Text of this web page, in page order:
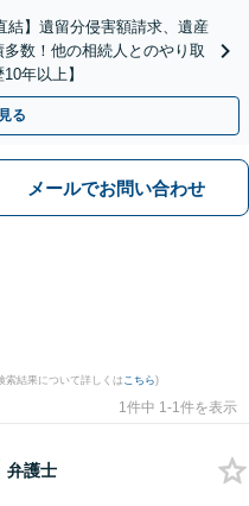
結】遺留分侵害額請求、遺産
数！他の相続人とのやり取
年以上】
る
メールでお問い合わせ
索結果について詳しくは こちら)
1件中 1-1件を表示
弁護士